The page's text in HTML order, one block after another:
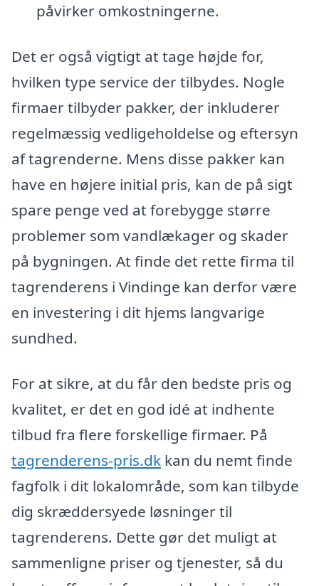
påvirker omkostningerne.
Det er også vigtigt at tage højde for,
hvilken type service der tilbydes. Nogle
firmaer tilbyder pakker, der inkluderer
regelmæssig vedligeholdelse og eftersyn
af tagrenderne. Mens disse pakker kan
have en højere initial pris, kan de på sigt
spare penge ved at forebygge større
problemer som vandlækager og skader
på bygningen. At finde det rette firma til
tagrenderens i Vindinge kan derfor være
en investering i dit hjems langvarige
sundhed.
For at sikre, at du får den bedste pris og
kvalitet, er det en god idé at indhente
tilbud fra flere forskellige firmaer. På
tagrenderens-pris.dk kan du nemt finde
fagfolk i dit lokalområde, som kan tilbyde
dig skræddersyede løsninger til
tagrenderens. Dette gør det muligt at
sammenligne priser og tjenester, så du